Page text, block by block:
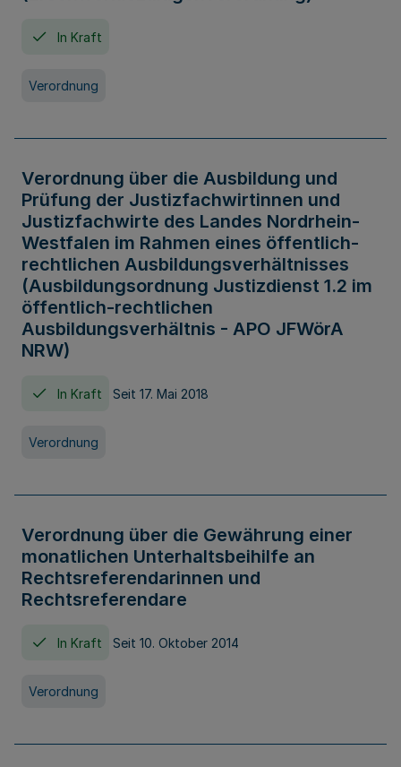
In Kraft
Verordnung
Verordnung über die Ausbildung und
Prüfung der Justizfachwirtinnen und
Justizfachwirte des Landes Nordrhein-
Westfalen im Rahmen eines öffentlich-
rechtlichen Ausbildungsverhältnisses
(Ausbildungsordnung Justizdienst 1.2 im
öffentlich-rechtlichen
Ausbildungsverhältnis - APO JFWörA
NRW)
In Kraft Seit 17. Mai 2018
Verordnung
Verordnung über die Gewährung einer
monatlichen Unterhaltsbeihilfe an
Rechtsreferendarinnen und
Rechtsreferendare
In Kraft Seit 10. Oktober 2014
Verordnung